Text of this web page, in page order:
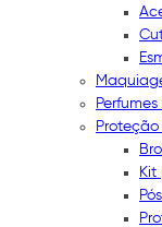
Kit